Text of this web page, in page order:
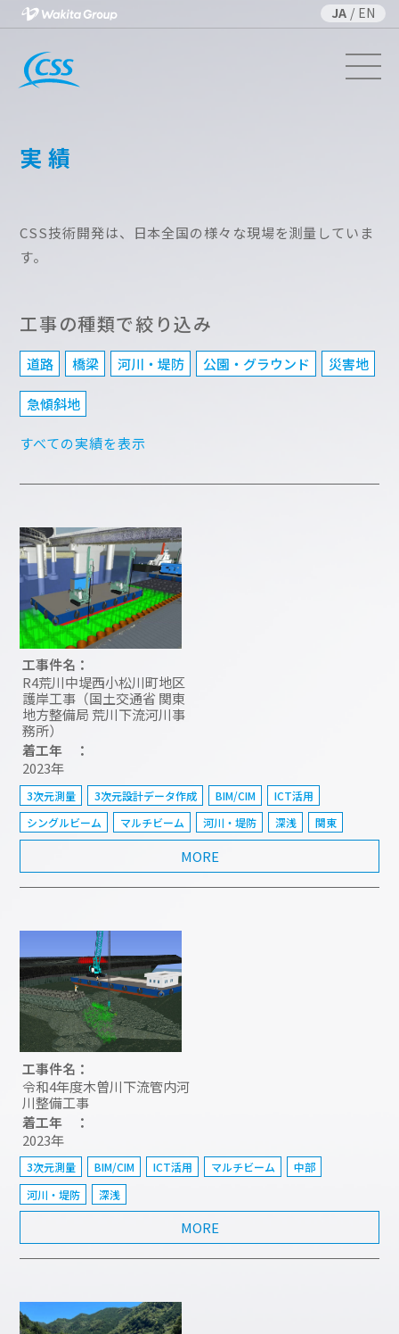
EN
/
JA
実績
CSS技術開発は、日本全国の様々な現場を測量していま
す。
工事の種類で絞り込み
道路 橋梁 河川・堤防 公園・グラウンド 災害地
急傾斜地
すべての実績を表示
工事件名：
R4荒川中堤西小松川町地区
護岸工事（国土交通省 関東
地方整備局 荒川下流河川事
務所）
着工年 ：
2023年
3次元測量 3次元設計データ作成 BIM/CIM
ICT活用
シングルビーム
マルチビーム 河川・堤防 深浅 関東
MORE
工事件名：
令和4年度木曽川下流管内河
川整備工事
着工年 ：
2023年
3次元測量 BIM/CIM ICT活用 マルチビーム
中部
河川・堤防
深浅
MORE